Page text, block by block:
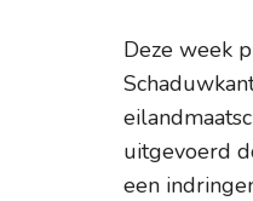
Deze week
uitgevoerd
een